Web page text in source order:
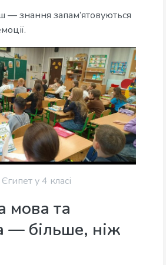
— знання запам’ятовуються
у 4 класі
мова та
— більше, ніж